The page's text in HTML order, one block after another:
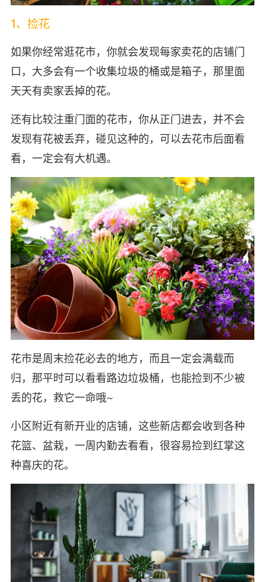
1、捡花
如果你经常逛花市，你就会发现每家卖花的店铺门
口，大多会有一个收集垃圾的桶或是箱子，那里面
天天有卖家丢掉的花。
还有比较注重门面的花市，你从正门进去，并不会
发现有花被丢弃，碰见这种的，可以去花市后面看
看，一定会有大机遇。
花市是周末捡花必去的地方，而且一定会满载而
归，那平时可以看看路边垃圾桶，也能捡到不少被
丢的花，救它一命哦~
小区附近有新开业的店铺，这些新店都会收到各种
花篮、盆栽，一周内勤去看看，很容易捡到红掌这
种喜庆的花。